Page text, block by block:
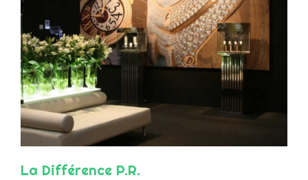
La Différence P.R.